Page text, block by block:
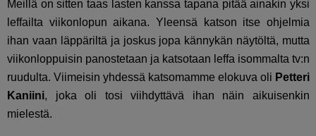
Meillä on sitten taas lasten kanssa tapana pitää ainakin yksi
leffailta viikonlopun aikana. Yleensä katson itse ohjelmia
ihan vaan läppäriltä ja joskus jopa kännykän näytöltä, mutta
viikonloppuisin panostetaan ja katsotaan leffa isommalta tv:n
ruudulta. Viimeisin yhdessä katsomamme elokuva oli Petteri
Kaniini, joka oli tosi viihdyttävä ihan näin aikuisenkin
mielestä.